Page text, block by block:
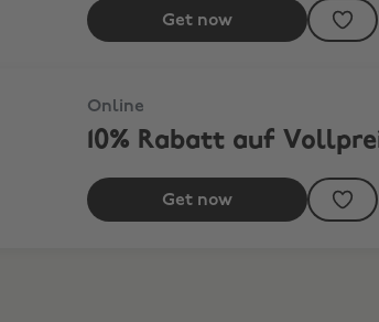
Get now
Online
10% Rabatt auf
Get now